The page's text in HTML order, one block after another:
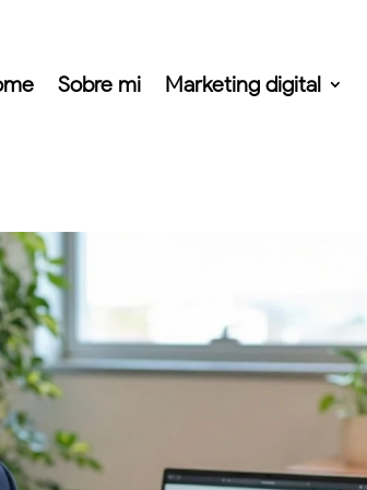
Sobre mi Marketing digital